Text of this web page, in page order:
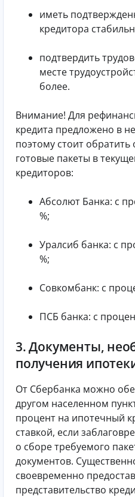
иметь
кредитора
подтвердить
месте
более.
Внимание! Для
кредита предложено в
поэтому стоит
готовые пакеты в
кредиторов:
Абсолют Банка: с
%;
Уралсиб банка: с
%;
Совкомбанк: с
ПСБ банка: с
3. Документы,
получения
От Сбербанка можно
другом населенном
процент на ипотечный
ставкой, если
о сборе требуемого
документов.
своевременно
представительство